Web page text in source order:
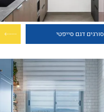
סורגים דגם סייפטי